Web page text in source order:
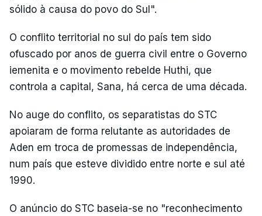
sólido à causa do povo do Sul".
O conflito territorial no sul do país tem sido
ofuscado por anos de guerra civil entre o Governo
iemenita e o movimento rebelde Huthi, que
controla a capital, Sana, há cerca de uma década.
No auge do conflito, os separatistas do STC
apoiaram de forma relutante as autoridades de
Aden em troca de promessas de independência,
num país que esteve dividido entre norte e sul até
1990.
O anúncio do STC baseia-se no "reconhecimento